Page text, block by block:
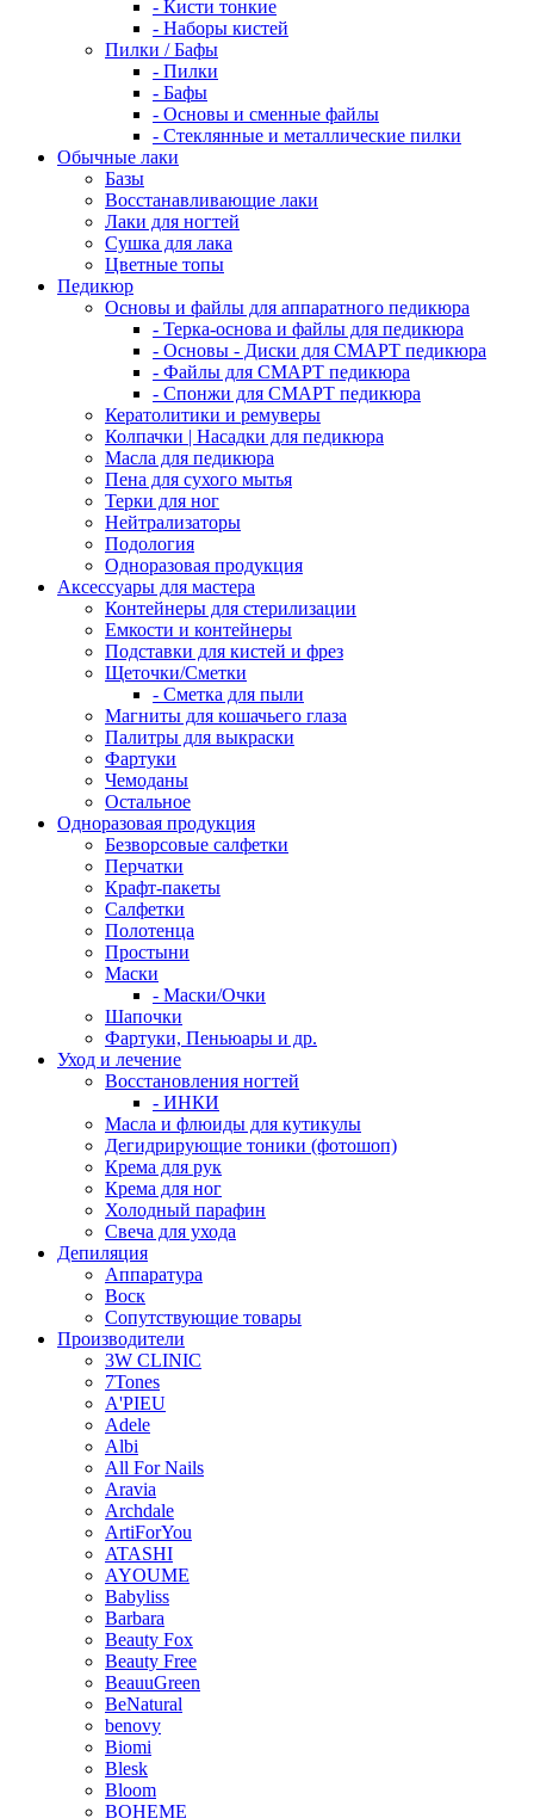
- Кисти тонкие
- Наборы кистей
Пилки / Бафы
- Пилки
- Бафы
- Основы и сменные файлы
- Стеклянные и металлические пилки
Обычные лаки
Базы
Восстанавливающие лаки
Лаки для ногтей
Сушка для лака
Цветные топы
Педикюр
Основы и файлы для аппаратного педикюра
- Терка-основа и файлы для педикюра
- Основы - Диски для СМАРТ педикюра
- Файлы для СМАРТ педикюра
- Спонжи для СМАРТ педикюра
Кератолитики и ремуверы
Колпачки | Насадки для педикюра
Масла для педикюра
Пена для сухого мытья
Терки для ног
Нейтрализаторы
Подология
Одноразовая продукция
Аксессуары для мастера
Контейнеры для стерилизации
Емкости и контейнеры
Подставки для кистей и фрез
Щеточки/Сметки
- Сметка для пыли
Магниты для кошачьего глаза
Палитры для выкраски
Фартуки
Чемоданы
Остальное
Одноразовая продукция
Безворсовые салфетки
Перчатки
Крафт-пакеты
Салфетки
Полотенца
Простыни
Маски
- Маски/Очки
Шапочки
Фартуки, Пеньюары и др.
Уход и лечение
Восстановления ногтей
- ИНКИ
Масла и флюиды для кутикулы
Дегидрирующие тоники (фотошоп)
Крема для рук
Крема для ног
Холодный парафин
Свеча для ухода
Депиляция
Аппаратура
Воск
Сопутствующие товары
Производители
3W CLINIC
7Tones
A'PIEU
Adele
Albi
All For Nails
Aravia
Archdale
ArtiForYou
ATASHI
AYOUME
Babyliss
Barbara
Beauty Fox
Beauty Free
BeauuGreen
BeNatural
benovy
Biomi
Blesk
Bloom
BOHEME